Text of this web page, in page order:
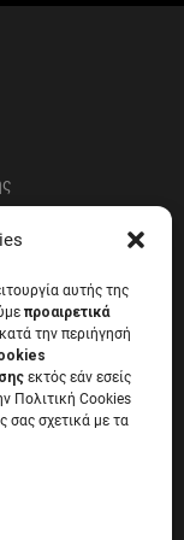
αυτής της
προαιρετικά
την περιήγησή
εκτός εάν εσείς
Πολιτική Cookies
σας σχετικά με τα